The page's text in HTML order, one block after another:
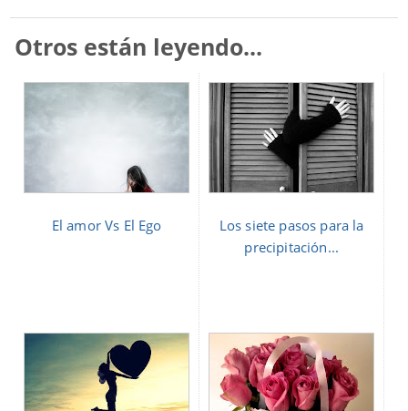
Otros están leyendo...
El amor Vs El Ego
Los siete pasos para la
precipitación...